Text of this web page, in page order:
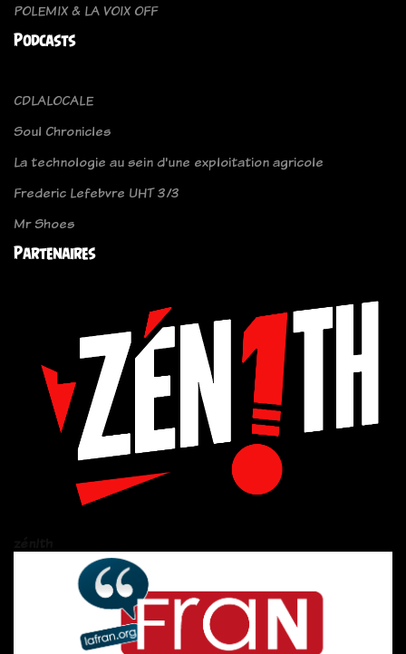
POLEMIX & LA VOIX OFF
Podcasts
CDLALOCALE
Soul Chronicles
La technologie au sein d'une exploitation agricole
Frederic Lefebvre UHT 3/3
Mr Shoes
Partenaires